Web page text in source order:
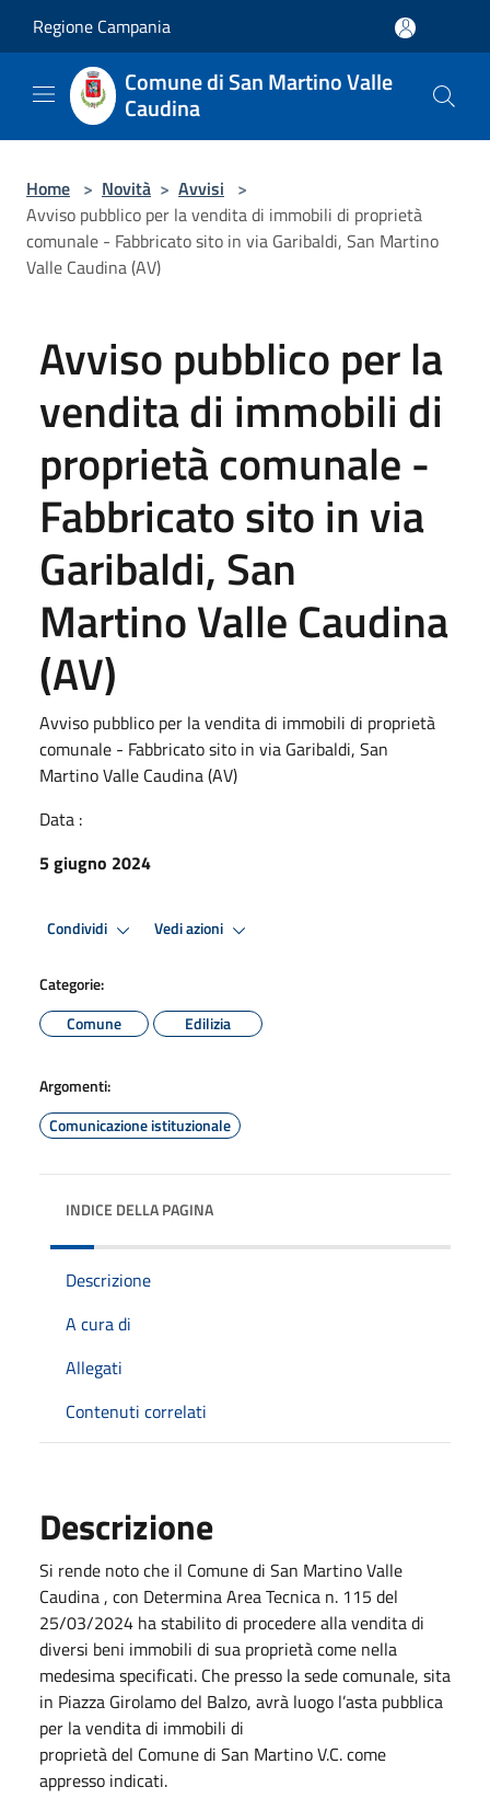
Regione Campania
Comune di San Martino Valle
Caudina
Home > Novità > Avvisi >
Avviso pubblico per la vendita di immobili di proprietà
comunale - Fabbricato sito in via Garibaldi, San Martino
Valle Caudina (AV)
Avviso pubblico per la
vendita di immobili di
proprietà comunale -
Fabbricato sito in via
Garibaldi, San
Martino Valle Caudina
(AV)
Avviso pubblico per la vendita di immobili di proprietà
comunale - Fabbricato sito in via Garibaldi, San
Martino Valle Caudina (AV)
Data :
5 giugno 2024
Condividi Vedi azioni
Categorie:
Comune
Edilizia
Argomenti:
Comunicazione istituzionale
INDICE DELLA PAGINA
Descrizione
A cura di
Allegati
Contenuti correlati
Descrizione
Si rende noto che il Comune di San Martino Valle
Caudina , con Determina Area Tecnica n. 115 del
25/03/2024 ha stabilito di procedere alla vendita di
diversi beni immobili di sua proprietà come nella
medesima specificati. Che presso la sede comunale, sita
in Piazza Girolamo del Balzo, avrà luogo l’asta pubblica
per la vendita di immobili di
proprietà del Comune di San Martino V.C. come
appresso indicati.